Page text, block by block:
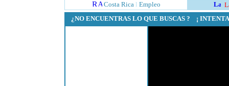
Costa Rica l Empleo
¿NO ENCUENTRAS LO QUE BUSCAS ? ¡